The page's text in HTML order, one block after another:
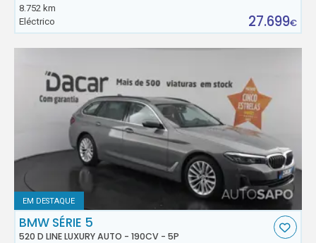
8.752 km
Eléctrico
27.699€
EM DESTAQUE
BMW SÉRIE 5
520 D LINE LUXURY AUTO - 190CV - 5P